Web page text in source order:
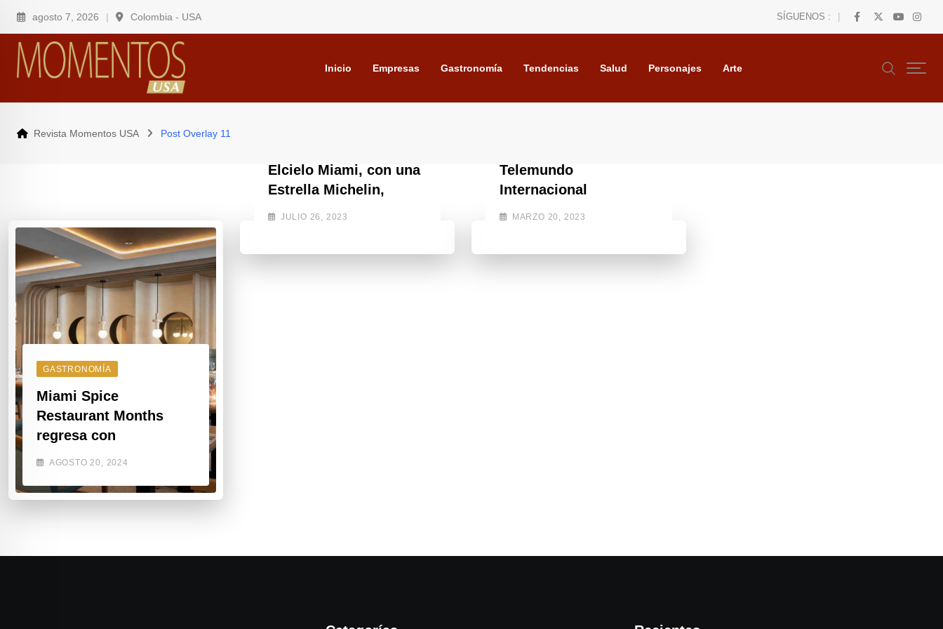
agosto 7, 2026 Colombia - USA SÍGUENOS :
Inicio Empresas Gastronomía Tendencias Salud Personajes Arte
Revista Momentos USA Post Overlay 11
GASTRONOMÍA
Miami Spice
Restaurant Months
regresa con
AGOSTO 20, 2024
Elcielo Miami, con una
Estrella Michelin,
JULIO 26, 2023
ENTRETENIMIENTO
Telemundo
Internacional
MARZO 20, 2023